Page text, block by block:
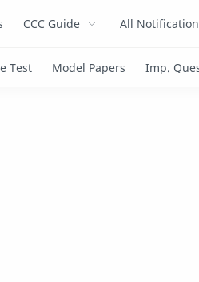
CCC Guide All Notification